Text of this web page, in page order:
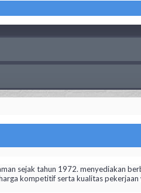
sejak tahun 1972. menyediakan
kompetitif serta kualitas